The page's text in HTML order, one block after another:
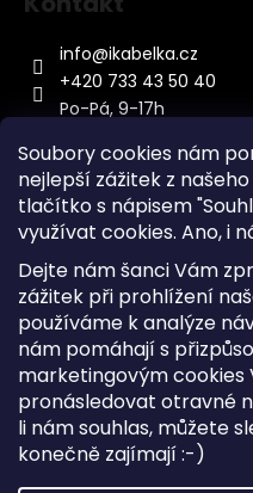
Soubory cookies nám
nejlepší zážitek z
tlačítko s nápisem
využívat cookies. Ano, i
Dejte nám šanci Vám
zážitek při prohlížení
používáme k analýze
nám pomáhají s
marketingovým cookies
pronásledovat otravné
li nám souhlas, můžete
konečně zajímají :-)
info@ikabelka.cz
+420 733 43 50 40
Po-Pá, 9-17h
Kontakt
Sitemap
Doprava a Platba
Reklamace Zboží
Obchodní podmínky